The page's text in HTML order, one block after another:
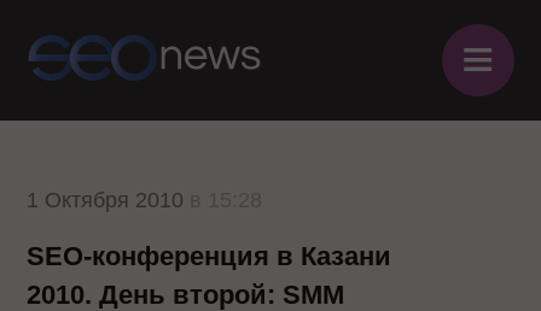
≡
1 Октября 2010
SEO-конференция в Казани
2010. День второй: SMM